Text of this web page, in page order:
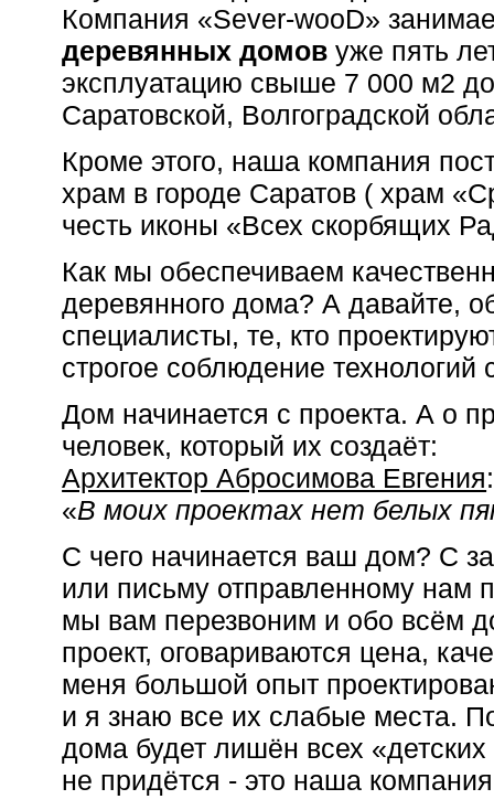
Компания «Sever-wooD»
деревянных домов уже пять
эксплуатацию свыше 7 000 м2
Саратовской, Волгоградской
Кроме этого, наша компания
храм в городе Саратов ( храм
честь иконы «Всех скорбящих
Как мы обеспечиваем
деревянного дома? А давайте,
специалисты, те, кто
строгое соблюдение технологий
Дом начинается с проекта. А о
человек, который их создаёт:
Архитектор Абросимова Евгения:
«В моих проектах нет белых
С чего начинается ваш дом? С
или письму отправленному нам
мы вам перезвоним и обо всём
проект, оговариваются цена,
меня большой опыт
и я знаю все их слабые места.
дома будет лишён всех
не придётся - это наша